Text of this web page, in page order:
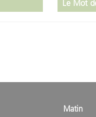
Le Mot
Matin